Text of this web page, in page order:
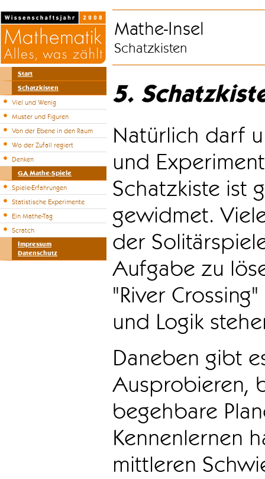
Start
Schatzkisten
Viel und Wenig
Muster und Figuren
Von der Ebene in den Raum
Wo der Zufall regiert
Denken
GA Mathe-Spiele
Spiele-Erfahrungen
Statistische Experimente
Ein Mathe-Tag
Scratch
Impressum
Datenschutz
Mathe-Insel
Schatzkisten
5.
Natürlich darf
und
Schatzkiste ist
gewidmet.
der
Aufgabe zu
"River
und Logik
Daneben gibt
Ausprobieren,
begehbare
Kennenlernen
mittleren